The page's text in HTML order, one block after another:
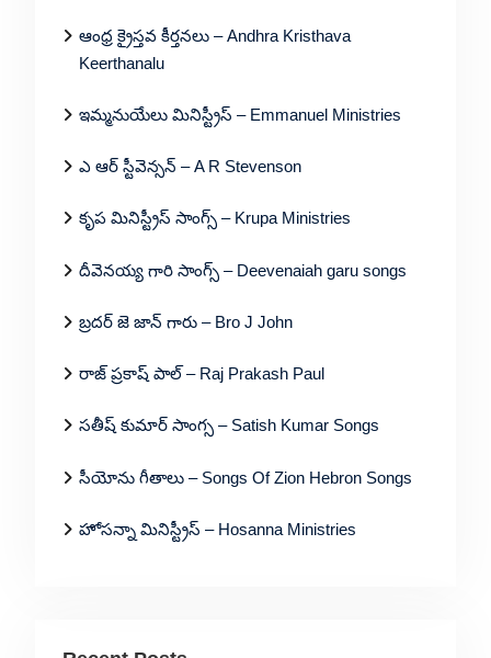
ఆంధ్ర క్రైస్తవ కీర్తనలు – Andhra Kristhava
Keerthanalu
ఇమ్మనుయేలు మినిస్ట్రీస్ – Emmanuel Ministries
ఎ ఆర్ స్టీవెన్సన్ – A R Stevenson
కృప మినిస్ట్రీస్ సాంగ్స్ – Krupa Ministries
దీవెనయ్య గారి సాంగ్స్ – Deevenaiah garu songs
బ్రదర్ జె జాన్ గారు – Bro J John
రాజ్ ప్రకాష్ పాల్ – Raj Prakash Paul
సతీష్ కుమార్ సాంగ్స – Satish Kumar Songs
సీయోను గీతాలు – Songs Of Zion Hebron Songs
హోసన్నా మినిస్ట్రీస్ – Hosanna Ministries